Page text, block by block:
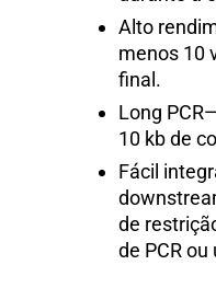
Alto
menos 10
final.
Long
10 kb de
Fácil
de
de PCR